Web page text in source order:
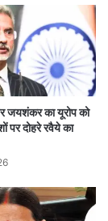
पर भी
को लीलावती
वह अपने घर में
ऑटो ड्राइवर
जैदी ने
अफसर जैदी
को उन्हें सैफ
बजे के
जयशंकर का यूरोप को
पर दोहरे रवैये का